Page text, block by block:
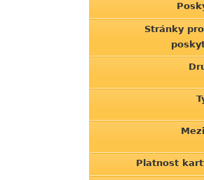
Stránky
Platnost